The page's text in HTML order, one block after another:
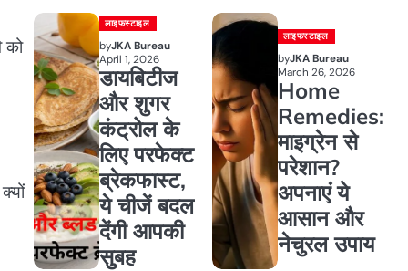
को
लाइफस्टाइल
byJKA Bureau
April 1, 2026
डायबिटीज
और शुगर
कंट्रोल के
लिए परफेक्ट
ब्रेकफास्ट,
ये चीजें बदल
देंगी आपकी
सुबह
लाइफस्टाइल
byJKA Bureau
March 26, 2026
Home
Remedies:
माइग्रेन से
परेशान?
अपनाएं ये
आसान और
नेचुरल उपाय